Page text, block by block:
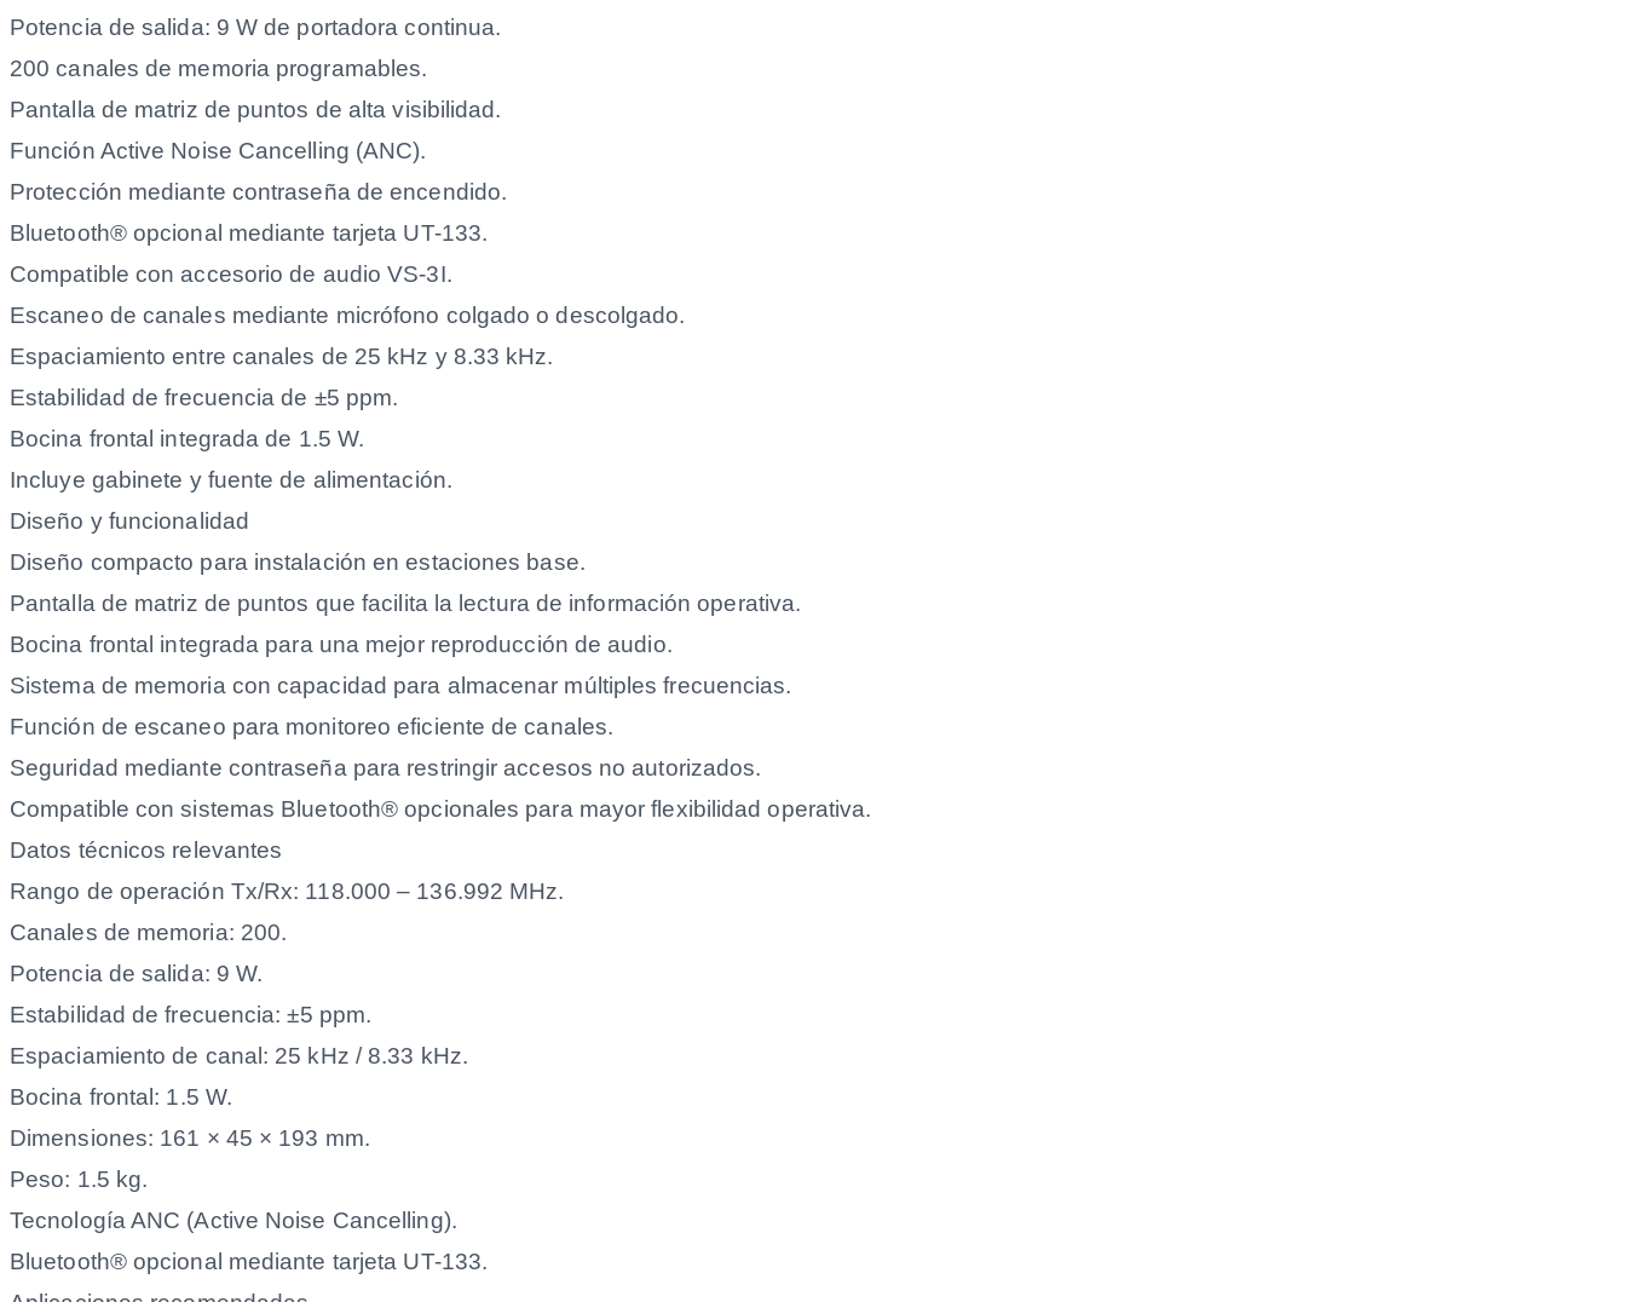
Potencia de salida: 9 W de portadora continua.
200 canales de memoria programables.
Pantalla de matriz de puntos de alta visibilidad.
Función Active Noise Cancelling (ANC).
Protección mediante contraseña de encendido.
Bluetooth® opcional mediante tarjeta UT-133.
Compatible con accesorio de audio VS-3I.
Escaneo de canales mediante micrófono colgado o descolgado.
Espaciamiento entre canales de 25 kHz y 8.33 kHz.
Estabilidad de frecuencia de ±5 ppm.
Bocina frontal integrada de 1.5 W.
Incluye gabinete y fuente de alimentación.
Diseño y funcionalidad
Diseño compacto para instalación en estaciones base.
Pantalla de matriz de puntos que facilita la lectura de información operativa.
Bocina frontal integrada para una mejor reproducción de audio.
Sistema de memoria con capacidad para almacenar múltiples frecuencias.
Función de escaneo para monitoreo eficiente de canales.
Seguridad mediante contraseña para restringir accesos no autorizados.
Compatible con sistemas Bluetooth® opcionales para mayor flexibilidad operativa.
Datos técnicos relevantes
Rango de operación Tx/Rx: 118.000 – 136.992 MHz.
Canales de memoria: 200.
Potencia de salida: 9 W.
Estabilidad de frecuencia: ±5 ppm.
Espaciamiento de canal: 25 kHz / 8.33 kHz.
Bocina frontal: 1.5 W.
Dimensiones: 161 × 45 × 193 mm.
Peso: 1.5 kg.
Tecnología ANC (Active Noise Cancelling).
Bluetooth® opcional mediante tarjeta UT-133.